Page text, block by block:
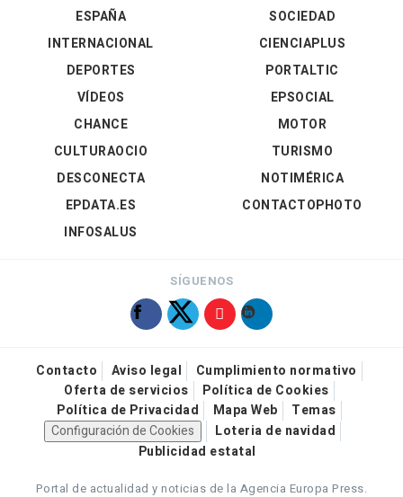
ESPAÑA
INTERNACIONAL
DEPORTES
VÍDEOS
SOCIEDAD
CIENCIAPLUS
PORTALTIC
EPSOCIAL
CHANCE
CULTURAOCIO
DESCONECTA
EPDATA.ES
INFOSALUS
MOTOR
TURISMO
NOTIMÉRICA
CONTACTOPHOTO
SÍGUENOS
Contacto Aviso legal
Cumplimiento normativo
Oferta de servicios
Política de Cookies
Política de Privacidad
Mapa Web
Temas
Configuración de Cookies
Loteria de navidad
Publicidad estatal
Portal de actualidad y noticias de la Agencia Europa Press.